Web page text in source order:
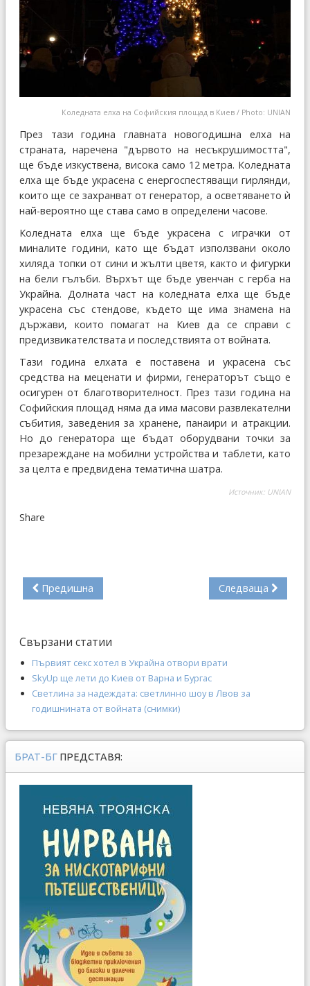
Коледната елха на Софийския площад в Киев / Photo: UNIAN
През тази година главната новогодишна елха на
страната, наречена "дървото на несъкрушимостта",
ще бъде изкуствена, висока само 12 метра. Коледната
елха ще бъде украсена с енергоспестяващи гирлянди,
които ще се захранват от генератор, а осветяването ѝ
най-вероятно ще става само в определени часове.
Коледната елха ще бъде украсена с играчки от
миналите години, като ще бъдат използвани около
хиляда топки от сини и жълти цветя, както и фигурки
на бели гълъби. Върхът ще бъде увенчан с герба на
Украйна. Долната част на коледната елха ще бъде
украсена със стендове, където ще има знамена на
държави, които помагат на Киев да се справи с
предизвикателствата и последствията от войната.
Тази година елхата е поставена и украсена със
средства на меценати и фирми, генераторът също е
осигурен от благотворителност. През тази година на
Софийския площад няма да има масови развлекателни
събития, заведения за хранене, панаири и атракции.
Но до генератора ще бъдат оборудвани точки за
презареждане на мобилни устройства и таблети, като
за целта е предвидена тематична шатра.
Источник: UNIAN
Share
Предишна Следваща
Свързани статии
Първият секс хотел в Украйна отвори врати
SkyUp ще лети до Киев от Варна и Бургас
Светлина за надеждата: светлинно шоу в Лвов за
годишнината от войната (снимки)
БРАТ-БГ ПРЕДСТАВЯ: